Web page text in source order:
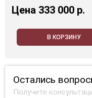
Цена 333 000 p.
В КОРЗИНУ
Остались
Получите